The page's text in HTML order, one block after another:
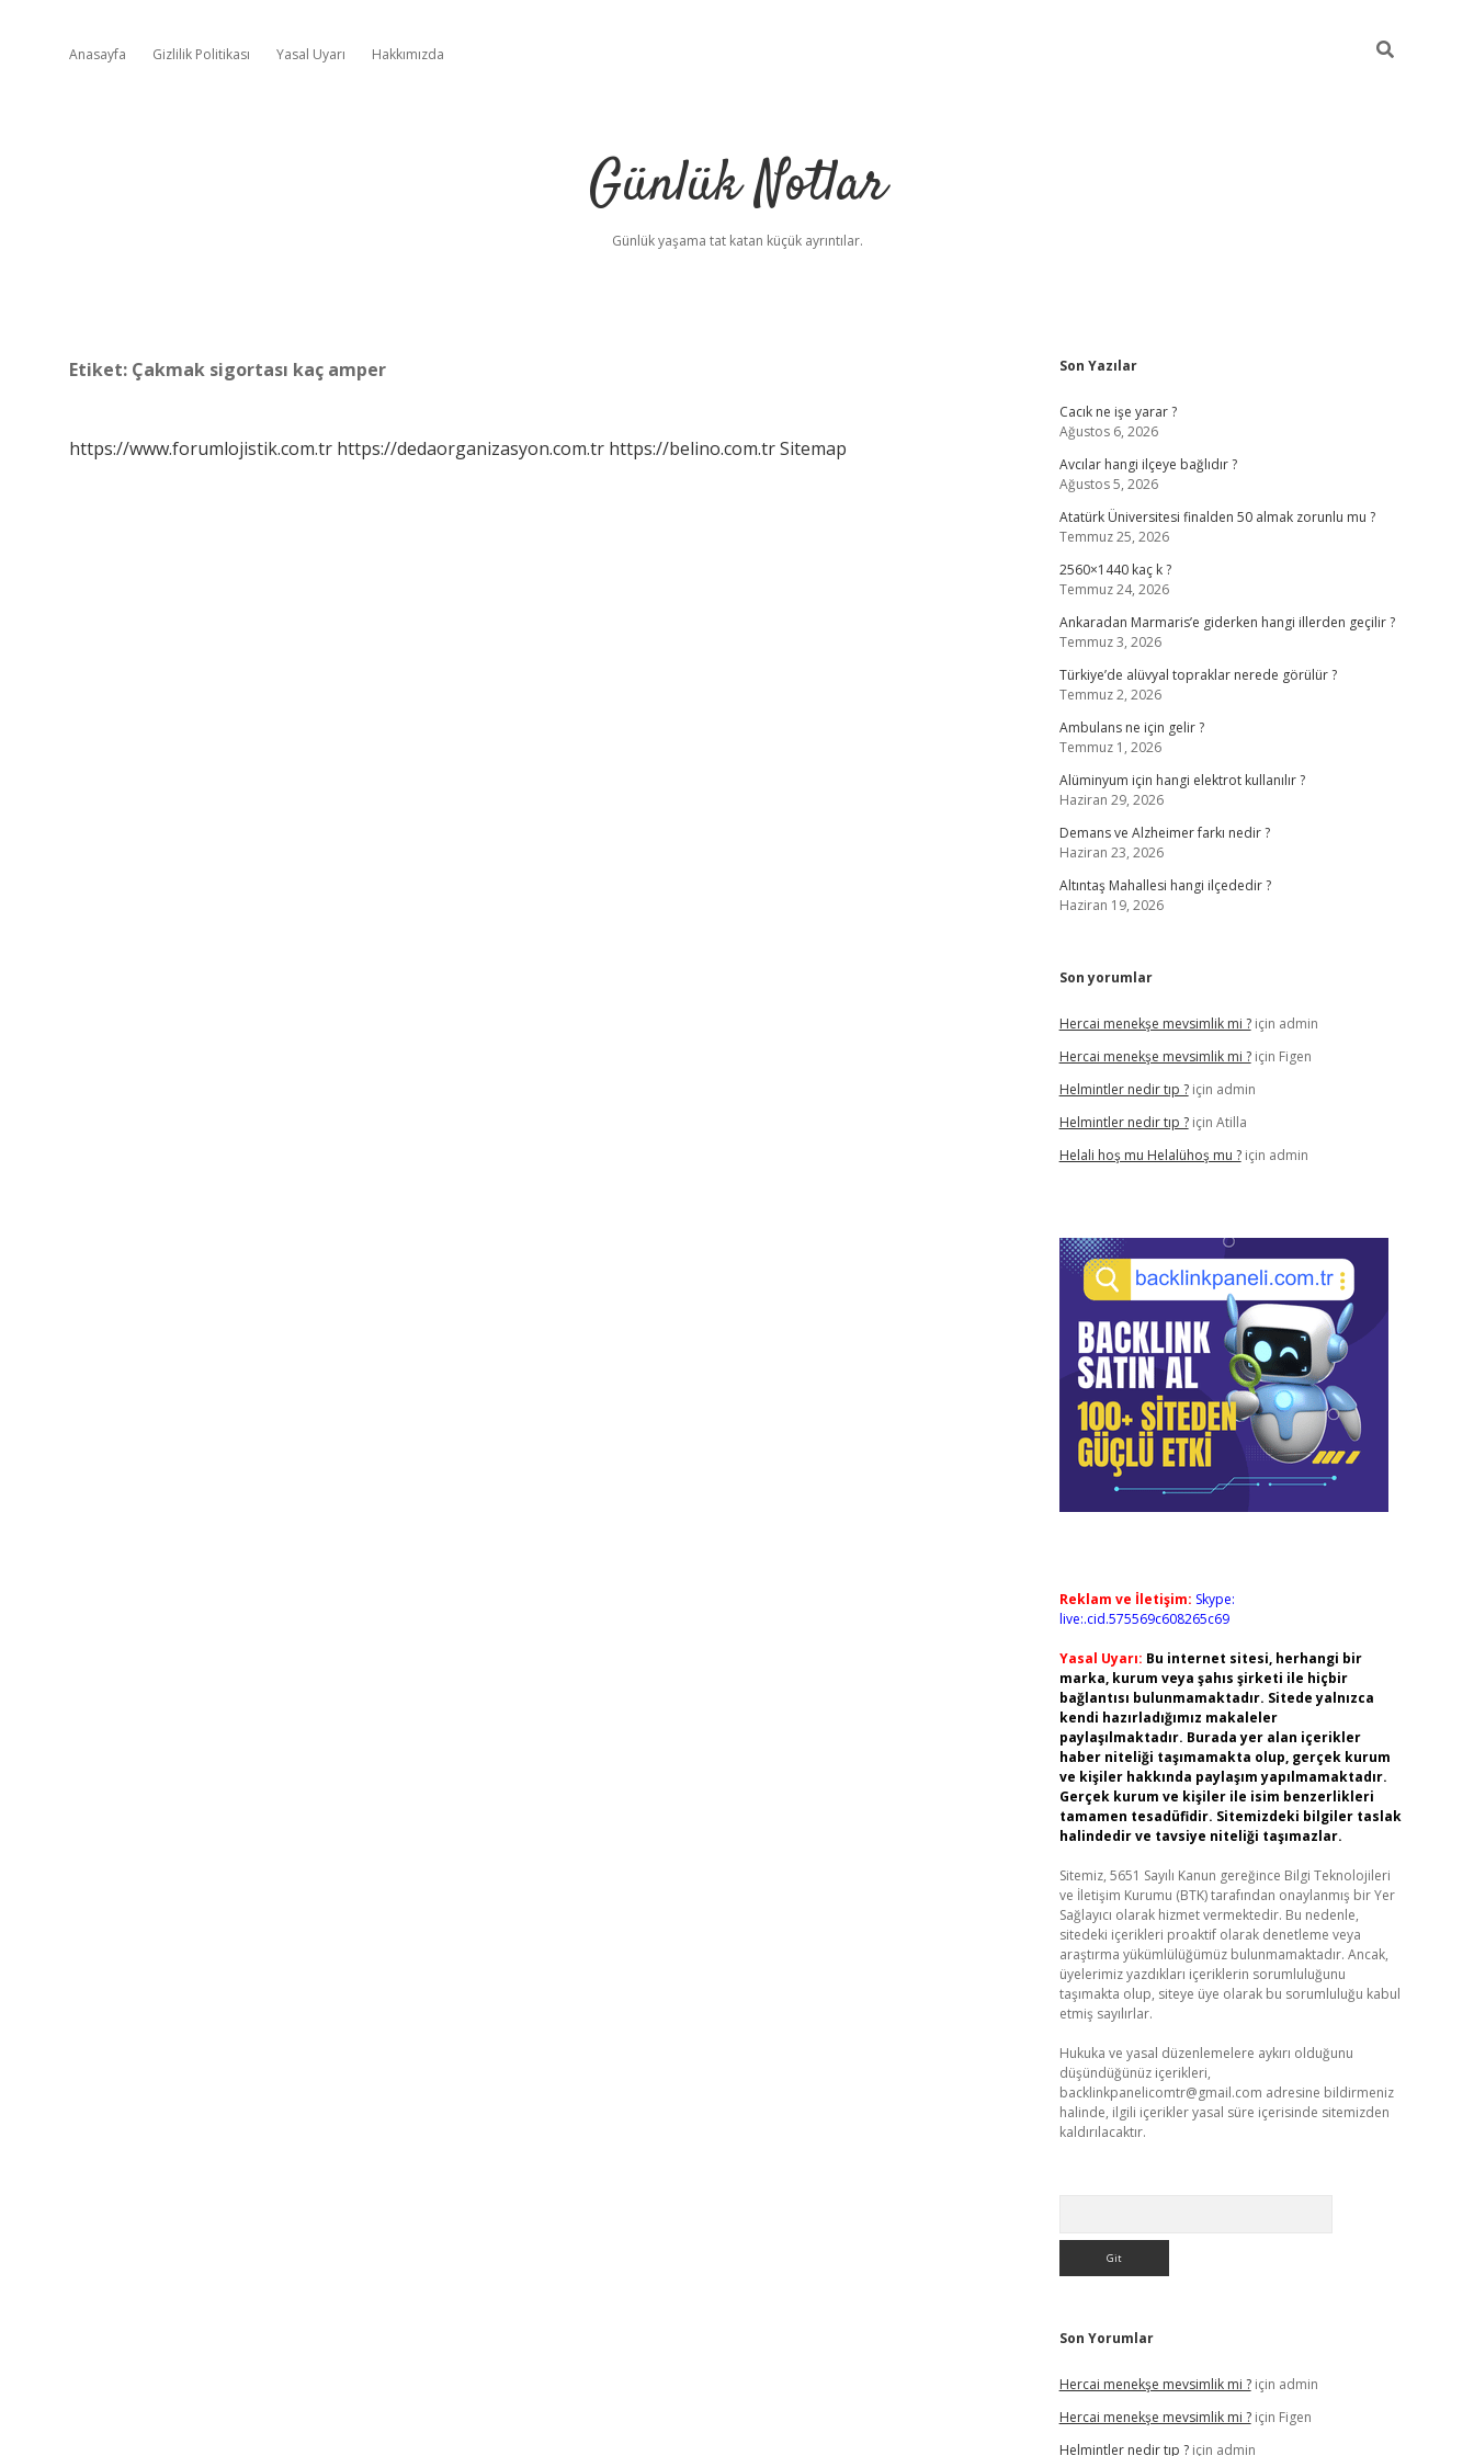
Anasayfa Gizlilik Politikası Yasal Uyarı Hakkımızda
Günlük Notlar
Günlük yaşama tat katan küçük ayrıntılar.
Etiket: Çakmak sigortası kaç amper
https://www.forumlojistik.com.tr https://dedaorganizasyon.com.tr https://belino.com.trSitemap
Sidebar
Son Yazılar
Cacık ne işe yarar ?
Ağustos 6, 2026
Avcılar hangi ilçeye bağlıdır ?
Ağustos 5, 2026
Atatürk Üniversitesi finalden 50 almak zorunlu mu ?
Temmuz 25, 2026
2560×1440 kaç k ?
Temmuz 24, 2026
Ankaradan Marmaris’e giderken hangi illerden geçilir ?
Temmuz 3, 2026
Türkiye’de alüvyal topraklar nerede görülür ?
Temmuz 2, 2026
Ambulans ne için gelir ?
Temmuz 1, 2026
Alüminyum için hangi elektrot kullanılır ?
Haziran 29, 2026
Demans ve Alzheimer farkı nedir ?
Haziran 23, 2026
Altıntaş Mahallesi hangi ilçededir ?
Haziran 19, 2026
Son yorumlar
Hercai menekşe mevsimlik mi ?için admin
Hercai menekşe mevsimlik mi ?için Figen
Helmintler nedir tıp ?için admin
Helmintler nedir tıp ?için Atilla
Helali hoş mu Helalühoş mu ?için admin
Reklam ve İletişim: Skype:
live:.cid.575569c608265c69
Yasal Uyarı: Bu internet sitesi, herhangi bir
marka, kurum veya şahıs şirketi ile hiçbir
bağlantısı bulunmamaktadır. Sitede yalnızca
kendi hazırladığımız makaleler
paylaşılmaktadır. Burada yer alan içerikler
haber niteliği taşımamakta olup, gerçek kurum
ve kişiler hakkında paylaşım yapılmamaktadır.
Gerçek kurum ve kişiler ile isim benzerlikleri
tamamen tesadüfidir. Sitemizdeki bilgiler taslak
halindedir ve tavsiye niteliği taşımazlar.
Sitemiz, 5651 Sayılı Kanun gereğince Bilgi Teknolojileri
ve İletişim Kurumu (BTK) tarafından onaylanmış bir Yer
Sağlayıcı olarak hizmet vermektedir. Bu nedenle,
sitedeki içerikleri proaktif olarak denetleme veya
araştırma yükümlülüğümüz bulunmamaktadır. Ancak,
üyelerimiz yazdıkları içeriklerin sorumluluğunu
taşımakta olup, siteye üye olarak bu sorumluluğu kabul
etmiş sayılırlar.
Hukuka ve yasal düzenlemelere aykırı olduğunu
düşündüğünüz içerikleri,
backlinkpanelicomtr@gmail.com adresine bildirmeniz
halinde, ilgili içerikler yasal süre içerisinde sitemizden
kaldırılacaktır.
Son Yorumlar
Hercai menekşe mevsimlik mi ?için admin
Hercai menekşe mevsimlik mi ?için Figen
Helmintler nedir tıp ?için admin